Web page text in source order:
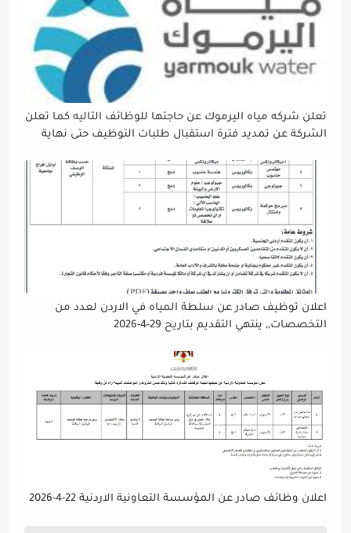
تعلن شركه مياه اليرموك عن حاجتها للوظائف التاليه كما تعلن
الشركة عن تمديد فترة استقبال طلبات التوظيف حتى نهاية
إتاحة الفرصة الكافية أمام الجميع لاستكمال إجراءات التقديم.
اعلان توظيف صادر عن سلطة المياه في الاردن لعدد من
التخصصات,, ينتهي التقديم بتاريح 29-4-2026
اعلان وظائف صادر عن المؤسسة التعاونية الاردنية 22-4-2026